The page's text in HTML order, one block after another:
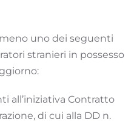
uno dei seguenti
stranieri in possesso
all’iniziativa Contratto
di cui alla DD n.